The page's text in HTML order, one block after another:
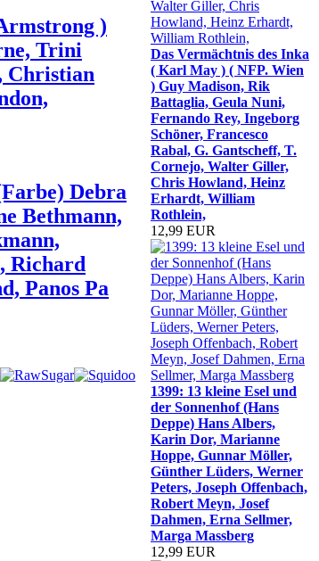
)
Trini
Christian
Debra
Bethmann,
Richard
Panos Pa
Das Vermächtnis des Inka
( Karl May ) ( NFP. Wien
) Guy Madison, Rik
Battaglia, Geula Nuni,
Fernando Rey, Ingeborg
Schöner, Francesco
Rabal, G. Gantscheff, T.
Cornejo, Walter Giller,
Chris Howland, Heinz
Erhardt, William
Rothlein,
12,99 EUR
1399: 13 kleine Esel und
der Sonnenhof (Hans
Deppe) Hans Albers,
Karin Dor, Marianne
Hoppe, Gunnar Möller,
Günther Lüders, Werner
Peters, Joseph Offenbach,
Robert Meyn, Josef
Dahmen, Erna Sellmer,
Marga Massberg
12,99 EUR